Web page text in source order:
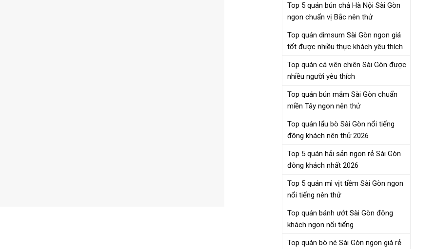
Top 5 quán bún chả Hà Nội Sài Gòn
ngon chuẩn vị Bắc nên thử
Top quán dimsum Sài Gòn ngon giá
tốt được nhiều thực khách yêu thích
Top quán cá viên chiên Sài Gòn được
nhiều người yêu thích
Top quán bún mắm Sài Gòn chuẩn
miền Tây ngon nên thử
Top quán lẩu bò Sài Gòn nổi tiếng
đông khách nên thử 2026
Top 5 quán hải sản ngon rẻ Sài Gòn
đông khách nhất 2026
Top 5 quán mì vịt tiềm Sài Gòn ngon
nổi tiếng nên thử
Top quán bánh ướt Sài Gòn đông
khách ngon nổi tiếng
Top quán bò né Sài Gòn ngon giá rẻ